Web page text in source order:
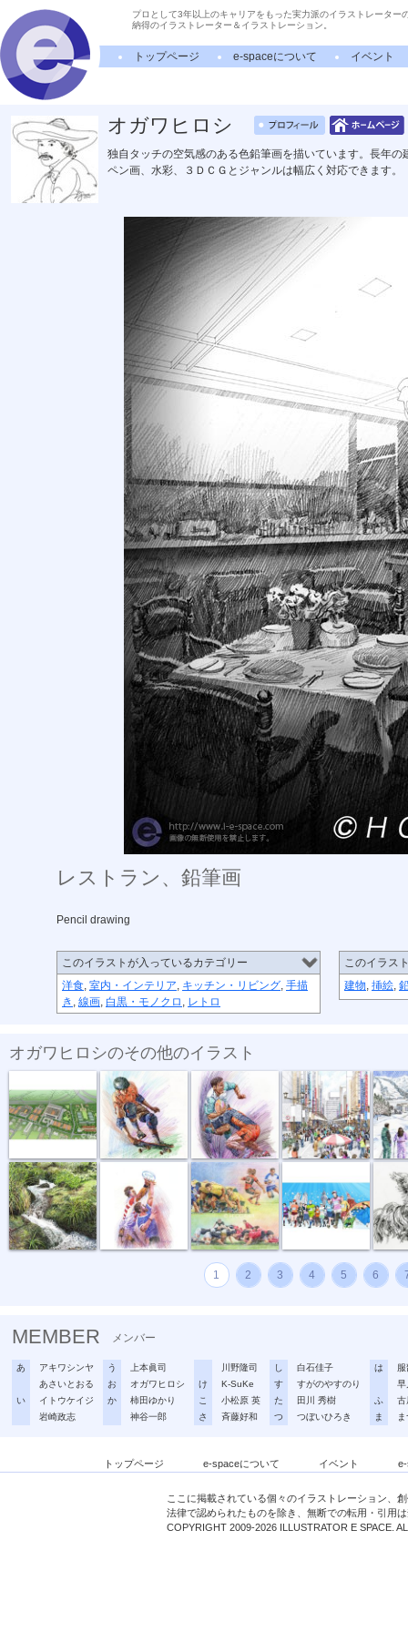
プロとして3年以上のキャリアをもった実力派のイラストレーター
納得のイラストレーター＆イラストレーション。
トップページ e-spaceについて イベント
オガワヒロシ
独自タッチの空気感のある色鉛筆画を描いています。長年
ペン画、水彩、３ＤＣＧとジャンルは幅広く対応できます。
レストラン、鉛筆画
Pencil drawing
このイラストが入っているカテゴリー
洋食, 室内・インテリア, キッチン・リビング, 手描
き , 線画, 白黒・モノクロ , レトロ
このイラス
建物, 挿絵,
オガワヒロシのその他のイラスト
全仏オープン... ボールペン画... ボールペン画...
ラインアウト... ラグビーイラ... 東京マラソン... ボー
1 2 3 4 5 6
MEMBER メンバー
あ
アキワシンヤ
あさいとおる
い
イトウケイジ
岩崎政志
う
上本眞司
お
オガワヒロシ
か
柿田ゆかり
神谷一郎
川野隆司
け
K-SuKe
こ
小松原 英
さ
斉藤好和
し
白石佳子
す
すがのやすのり
た
田川 秀樹
つ
つぼいひろき
は
早
ふ
古
ま
トップページ e-spaceについて イベント
ここに掲載されている個々のイラストレーション、
法律で認められたものを除き、無断での転用・引用
COPYRIGHT 2009-2026 ILLUSTRATOR E SPACE.